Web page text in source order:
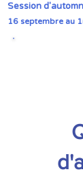
Session
16 septembre au